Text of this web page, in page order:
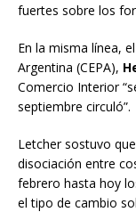
fuertes sobre los
En la misma línea,
Argentina (CEPA),
Comercio Interior
septiembre circuló”.
Letcher sostuvo
disociación entre
febrero hasta hoy
el tipo de cambio